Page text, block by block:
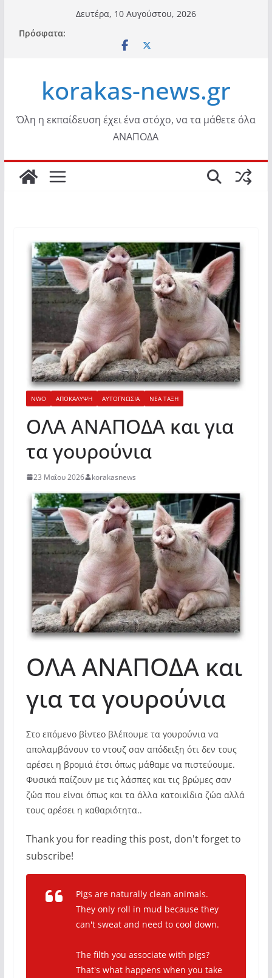
περιεχόμενο
Δευτέρα, 10 Αυγούστου, 2026
Πρόσφατα:
korakas-news.gr
Όλη η εκπαίδευση έχει ένα στόχο, να τα μάθετε όλα
ΑΝΑΠΟΔΑ
NWO ΑΠΟΚΑΛΥΨΗ ΑΥΤΟΓΝΩΣΙΑ ΝΕΑ ΤΑΞΗ
ΟΛΑ ΑΝΑΠΟΔΑ και για
τα γουρούνια
23 Μαΐου 2026 korakasnews
ΟΛΑ ΑΝΑΠΟΔΑ και
για τα γουρούνια
Στο επόμενο βίντεο βλέπουμε τα γουρούνια να
απολαμβάνουν το ντουζ σαν απόδειξη ότι δεν τους
αρέσει η βρομιά έτσι όπως μάθαμε να πιστεύουμε.
Φυσικά παίζουν με τις λάσπες και τις βρώμες σαν
ζώα που είναι όπως και τα άλλα κατοικίδια ζώα αλλά
τους αρέσει η καθαριότητα..
Thank you for reading this post, don't forget to
subscribe!
Pigs are naturally clean animals.
They only roll in mud because they
can't sweat and need to cool down.
The filth you associate with pigs?
That's what happens when you take